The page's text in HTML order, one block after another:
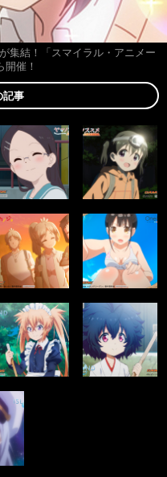
集結！「スマイラル・アニメー
催！
記事